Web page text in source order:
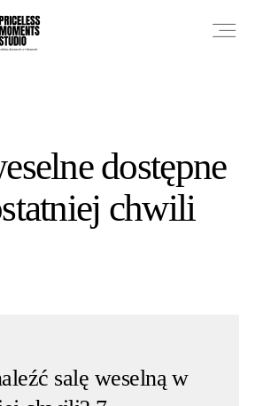
dostępne
chwili
salę weselną w
PHOTO WORKS